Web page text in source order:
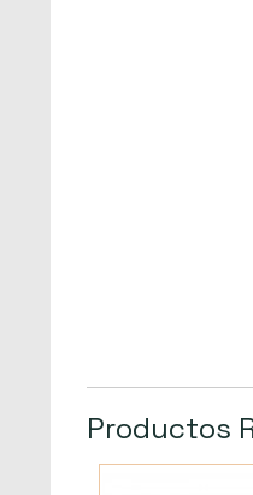
Productos